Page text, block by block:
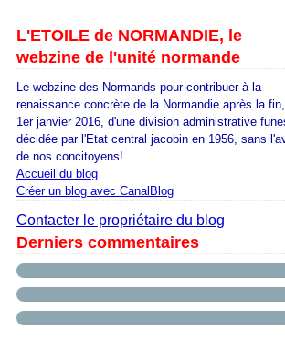
L'ETOILE de NORMANDIE, le
webzine de l'unité normande
Le webzine des Normands pour contribuer à la
renaissance concrète de la Normandie après la
1er janvier 2016, d'une division administrative
décidée par l'Etat central jacobin en 1956, sans
de nos concitoyens!
Accueil du blog
Créer un blog avec CanalBlog
Contacter le propriétaire du blog
Derniers commentaires